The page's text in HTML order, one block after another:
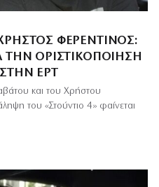
ΦΕΡΕΝΤΊΝΟΣ:
ΤΗΝ ΟΡΙΣΤΙΚΟΠΟΊΗΣΗ
ΕΡΤ
και του Χρήστου
του «Στούντιο 4» φαίνεται